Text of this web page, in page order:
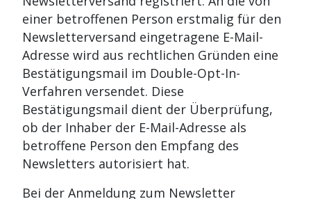
einer betroffenen Person erstmalig für den
Newsletterversand eingetragene E-Mail-
Adresse wird aus rechtlichen Gründen eine
Bestätigungsmail im Double-Opt-In-
Verfahren versendet. Diese
Bestätigungsmail dient der Überprüfung,
ob der Inhaber der E-Mail-Adresse als
betroffene Person den Empfang des
Newsletters autorisiert hat.
Bei der Anmeldung zum Newsletter